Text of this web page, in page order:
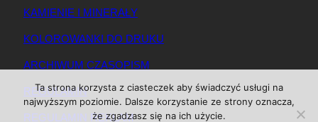
KAMIENIE I MINERAŁY
KOLOROWANKI DO DRUKU
ARCHIWUM CZASOPISM
REGULAMIN
REGULAMIN REKLAM
Ta strona korzysta z ciasteczek aby świadczyć usługi na
najwyższym poziomie. Dalsze korzystanie ze strony oznacza,
że zgadzasz się na ich użycie.